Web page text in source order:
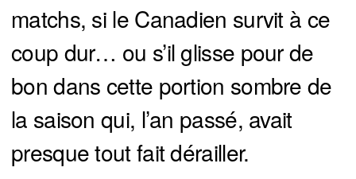
matchs, si le Canadien survit à ce
coup dur… ou s’il glisse pour de
bon dans cette portion sombre de
la saison qui, l’an passé, avait
presque tout fait dérailler.